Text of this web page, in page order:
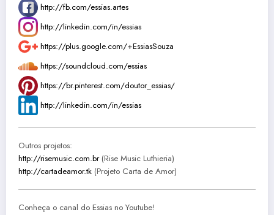
http://fb.com/essias.artes
http://linkedin.com/in/essias
https://plus.google.com/+EssiasSouza
https://soundcloud.com/essias
https://br.pinterest.com/doutor_essias/
http://linkedin.com/in/essias
Outros projetos:
http://risemusic.com.br(Rise Music Luthieria)
http://cartadeamor.tk (Projeto Carta de Amor)
Conheça o canal do Essias no Youtube!